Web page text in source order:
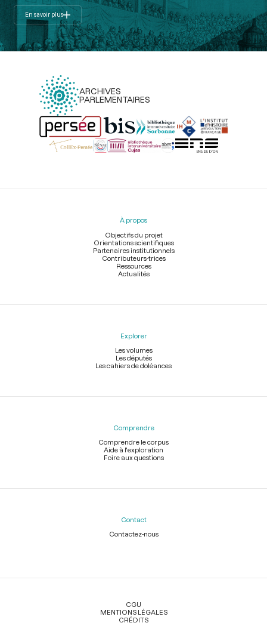
En savoir plus
ARCHIVES
PARLEMENTAIRES
Menu
À propos
Objectifs du projet
Orientations scientifiques
Partenaires institutionnels
Contributeurs-trices
Ressources
Actualités
Explorer
Les volumes
Les députés
Les cahiers de doléances
Comprendre
Comprendre le corpus
Aide à l'exploration
Foire aux questions
Contact
Contactez-nous
Légal
CGU
MENTIONS LÉGALES
CRÉDITS